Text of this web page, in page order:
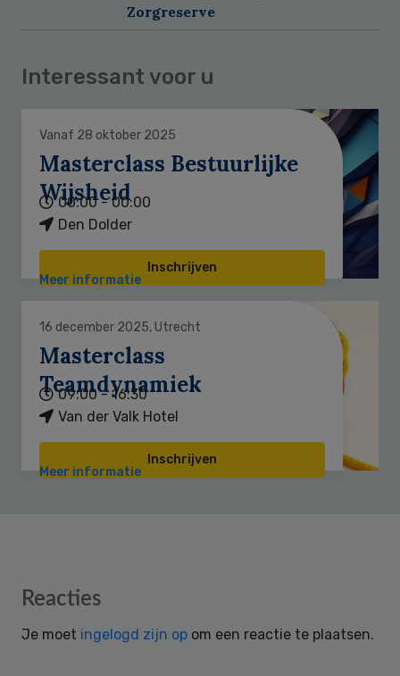
Zorgreserve
Interessant voor u
Vanaf 28 oktober 2025
Masterclass Bestuurlijke
Wijsheid
00:00 - 00:00
Den Dolder
Inschrijven
Meer informatie
16 december 2025, Utrecht
Masterclass
Teamdynamiek
09:00 - 16:30
Van der Valk Hotel
Inschrijven
Meer informatie
Reader
Reacties
Je moet ingelogd zijn op om een reactie te plaatsen.